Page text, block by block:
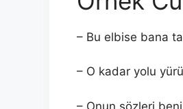
– Bu elbise bana
– O kadar yolu
– Onun sözleri